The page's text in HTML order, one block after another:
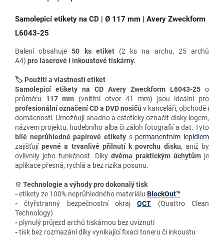
Samolepicí etikety na CD | Ø 117 mm | Avery Zweckform
L6043-25
Balení obsahuje50 ks etiket(2 ks na archu, 25 archů
A4) pro laserové i inkoustové tiskárny.
🏷️ Použití a vlastnosti etiket
Samolepicí etikety na CD Avery Zweckform L6043-25 o
průměru 117 mm (vnitřní otvor 41 mm) jsou ideální pro
profesionální označení CD a DVD nosičů v kanceláři, obchodě i
domácnosti. Umožňují snadno a esteticky označit disky logem,
názvem projektu, hudebního alba či záloh fotografií a dat. Tyto
bílé neprůhledné papírové etikety s permanentním lepidlem
zajišťujípevné a trvanlivé přilnutí k povrchu disku, aniž by
ovlivnily jeho funkčnost. Díky dvěma praktickým úchytům je
aplikace přesná, rychlá a bez rizika posunu.
⚙️ Technologie a výhodypro dokonalý tisk
-etikety ze 100% neprůhledného materiálu BlockOut™
-čtyřstranný bezpečnostní okrajQCT
(Quattro Clean
Technology)
- plynulý průjezd archů tiskárnou bez uvíznutí
-tisk bez rozmazání díky vynikající fixaci toneru či inkoustu